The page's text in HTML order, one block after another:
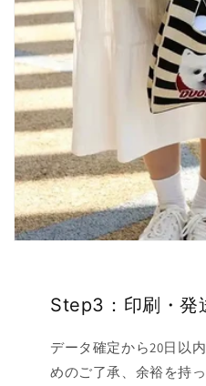
Step3：印刷・発
データ確定から20日以
めのご了承、余裕を持